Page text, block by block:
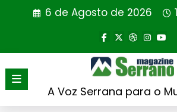
6 de Agosto de 2026
A Voz Serrana para o